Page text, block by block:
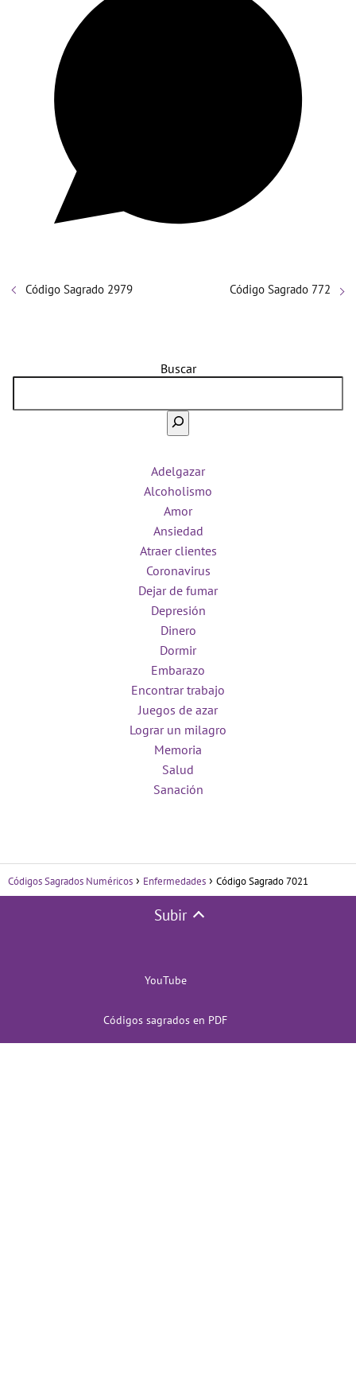
Código Sagrado 2979 Código Sagrado 772
Buscar
Adelgazar
Alcoholismo
Amor
Ansiedad
Atraer clientes
Coronavirus
Dejar de fumar
Depresión
Dinero
Dormir
Embarazo
Encontrar trabajo
Juegos de azar
Lograr un milagro
Memoria
Salud
Sanación
Códigos Sagrados Numéricos Enfermedades Código Sagrado 7021
Subir
YouTube
Códigos sagrados en PDF